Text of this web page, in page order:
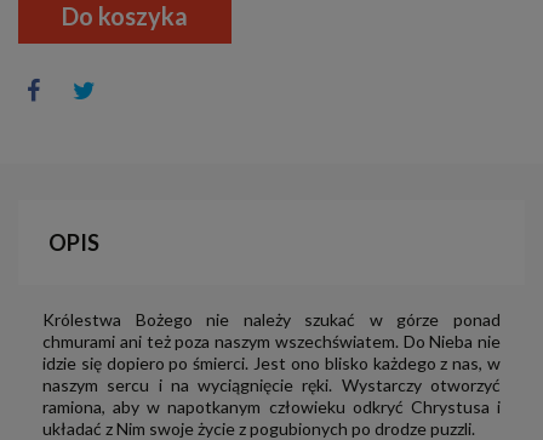
Do koszyka
OPIS
Królestwa Bożego nie należy szukać w górze ponad
chmurami ani też poza naszym wszechświatem. Do Nieba nie
idzie się dopiero po śmierci. Jest ono blisko każdego z nas, w
naszym sercu i na wyciągnięcie ręki. Wystarczy otworzyć
ramiona, aby w napotkanym człowieku odkryć Chrystusa i
układać z Nim swoje życie z pogubionych po drodze puzzli.